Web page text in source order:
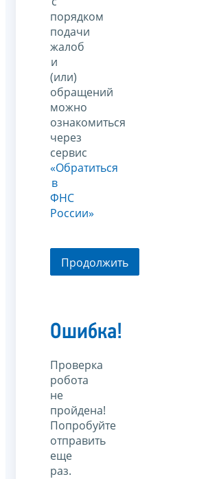
порядком
подачи
жалоб
и
(или)
обращений
можно
ознакомиться
через
сервис
«Обратиться
в
ФНС
России»
Продолжить
Ошибка!
Проверка
робота
не
пройдена!
Попробуйте
отправить
еще
раз.